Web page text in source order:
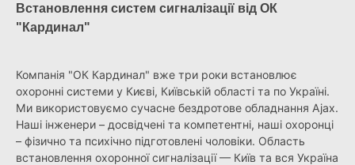
Встановлення систем сигналізації від ОК
"Кардинал"
Компанія "ОК Кардинал" вже три роки встановлює
охоронні системи у Києві, Київській області та по Україні.
Ми використовуємо сучасне бездротове обладнання Ajax.
Наші інженери – досвідчені та компетентні, наші охоронці
– фізично та психічно підготовлені чоловіки. Область
встановлення охоронної сигналізації — Київ та вся Україна